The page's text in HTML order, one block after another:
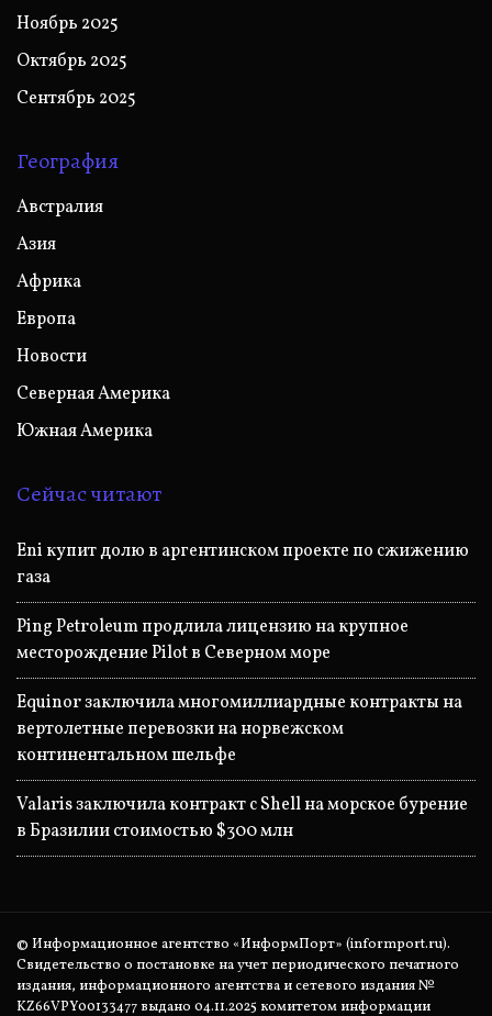
Ноябрь 2025
Октябрь 2025
Сентябрь 2025
География
Австралия
Азия
Африка
Европа
Новости
Северная Америка
Южная Америка
Сейчас читают
Eni купит долю в аргентинском проекте по сжижению
газа
Ping Petroleum продлила лицензию на крупное
месторождение Pilot в Северном море
Equinor заключила многомиллиардные контракты на
вертолетные перевозки на норвежском
континентальном шельфе
Valaris заключила контракт с Shell на морское бурение
в Бразилии стоимостью $300 млн
© Информационное агентство «ИнформПорт» (informport.ru).
Свидетельство о постановке на учет периодического печатного
издания, информационного агентства и сетевого издания №
KZ66VPY00133477 выдано 04.11.2025 комитетом информации